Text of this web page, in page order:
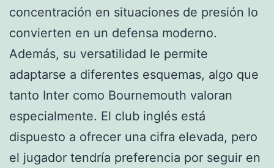
concentración en situaciones de presión lo
convierten en un defensa moderno.
Además, su versatilidad le permite
adaptarse a diferentes esquemas, algo que
tanto Inter como Bournemouth valoran
especialmente. El club inglés está
dispuesto a ofrecer una cifra elevada, pero
el jugador tendría preferencia por seguir en